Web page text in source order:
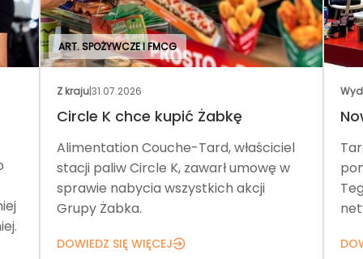
ART. SPOŻYWCZE I FMCG
Z kraju|31.07.2026
Circle K chce kupić Żabkę
Alimentation Couche-Tard, właściciel
stacji paliw Circle K, zawarł umowę w
sprawie nabycia wszystkich akcji
Grupy Żabka.
DOWIEDZ SIĘ WIĘCEJ